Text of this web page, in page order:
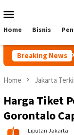
to
Menu
Home Bisnis
Breaking News
140 Peserta
Home Jakarta
Harga Tiket
Gorontalo
Liputan Jakarta